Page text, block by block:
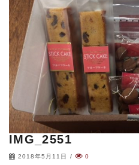
IMG_2551
2018年5月11日 / 0